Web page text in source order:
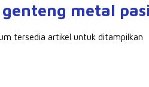
genteng metal
tersedia artikel untuk ditampilkan